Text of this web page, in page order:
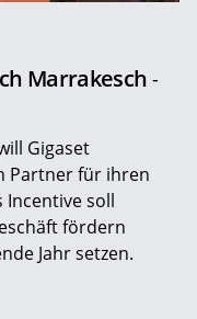
Marrakesch -
Gigaset
Partner für ihren
Incentive soll
fördern
Jahr setzen.